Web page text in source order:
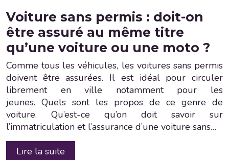
Voiture sans permis : doit-on
être assuré au même titre
qu’une voiture ou une moto ?
Comme tous les véhicules, les voitures sans permis
doivent être assurées. Il est idéal pour circuler
librement en ville notamment pour les
jeunes. Quels sont les propos de ce genre de
voiture. Qu’est-ce qu’on doit savoir sur
l’immatriculation et l’assurance d’une voiture sans…
Lire la suite